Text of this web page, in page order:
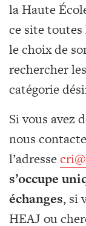
la Haute
ce site
le choix de
rechercher
catégorie
Si vous avez
nous
l’adresse
s’occupe
échanges, si
HEAJ ou